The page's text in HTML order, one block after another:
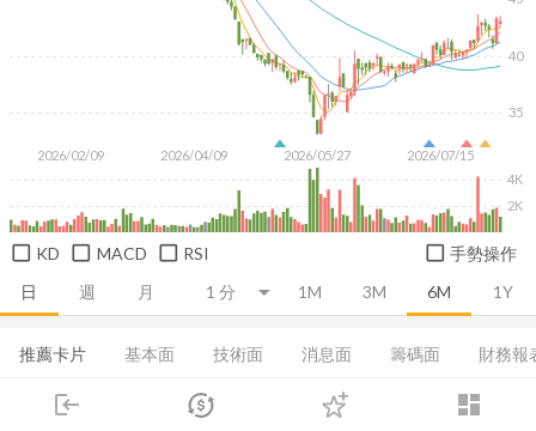
login dashboard
市場 登入
日 週 月 1M 3M 6M 1Y
2026/02/09 2026/04/09 2026/05/27 2026/07/15
35
40
2K
4K
KD MACD RSI 手勢操作
推薦卡片 基本面 技術面 消息面 籌碼面 財務報
融資融券 董監持股 基本概況